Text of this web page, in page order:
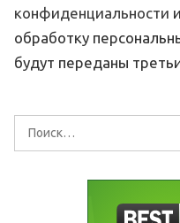
конфиденциальности
обработку
будут переданы
Найти: